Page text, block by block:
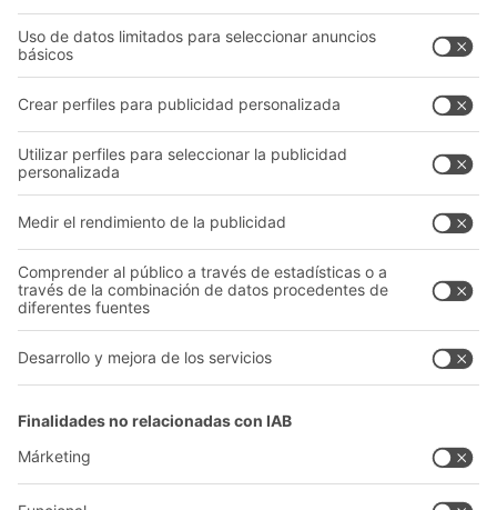
Nuestros servicios
Asesoramiento y servicio
Catálogo General
Documentos para descargar
Formulario de contacto
Empresa
Quiénes somos
Nuestra red global
Centros de producción
Follow us
+34 93 557 10 20